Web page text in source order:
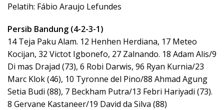
Pelatih: Fábio Araujo Lefundes
Persib Bandung (4-2-3-1)
14 Teja Paku Alam. 12 Henhen Herdiana, 17 Meteo
Kocijan, 32 Victot Igbonefo, 27 Zalnando. 18 Adam Alis/9
Di mas Drajad (73), 6 Robi Darwis, 96 Ryan Kurnia/23
Marc Klok (46), 10 Tyronne del Pino/88 Ahmad Agung
Setia Budi (88), 7 Beckham Putra/13 Febri Hariyadi (73).
8 Gervane Kastaneer/19 David da Silva (88)